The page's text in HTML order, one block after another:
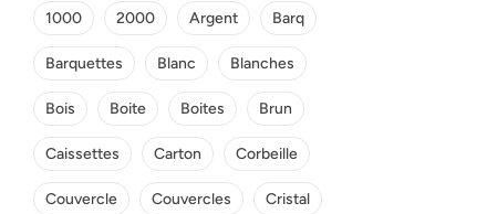
1000 2000 Argent Barq
Barquettes Blanc Blanches
Bois Boite Boites Brun
Caissettes Carton Corbeille
Couvercle Couvercles Cristal